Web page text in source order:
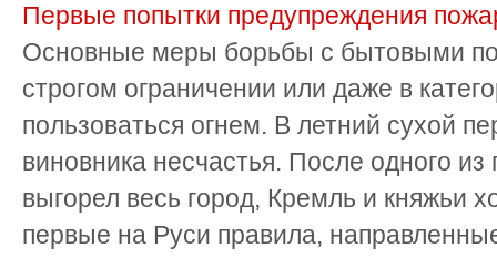
Первые попытки предупреждения
Основные меры борьбы с бытовыми
строгом ограничении или даже в
пользоваться огнем. В летний сухой
виновника несчастья. После одного из
выгорел весь город, Кремль и княжьи
первые на Руси правила,